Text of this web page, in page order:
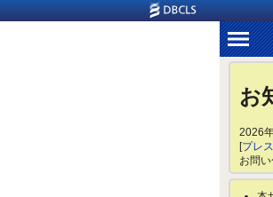
お
2026
[プレ
お問